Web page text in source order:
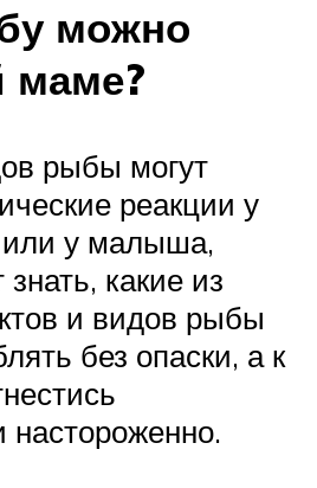
можно
маме?
рыбы могут
реакции у
у малыша,
какие из
и видов рыбы
без опаски, а к
настороженно.